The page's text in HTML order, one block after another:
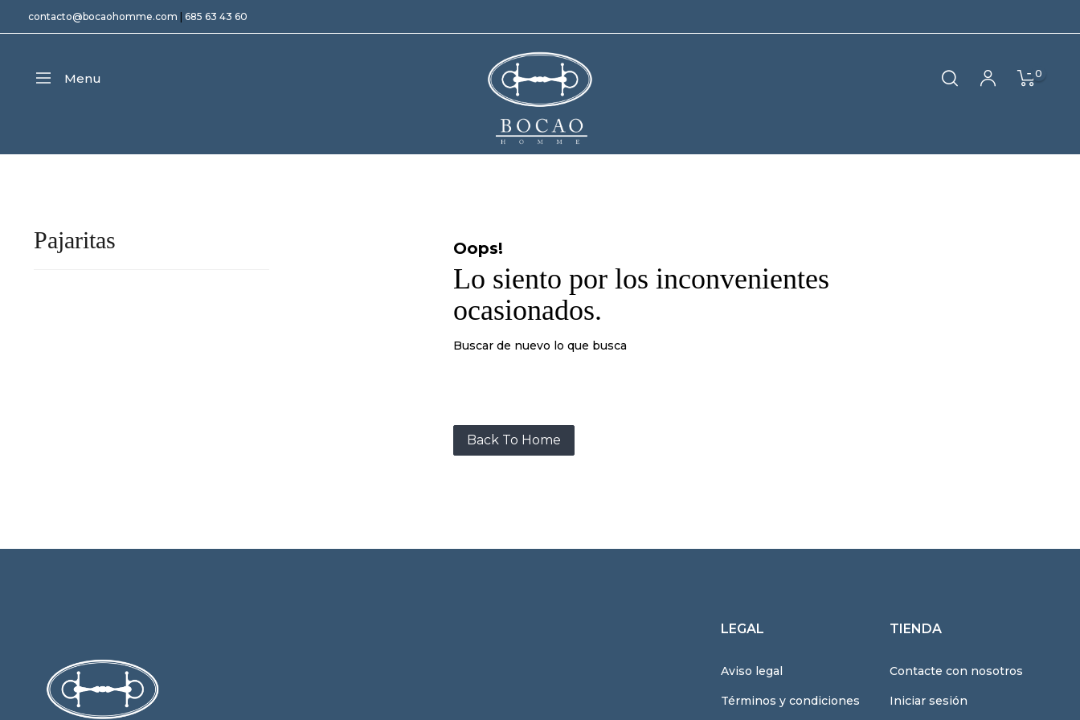
contacto@bocaohomme.com 685 63 43 60
Menu 0
Pajaritas Oops!
Lo siento por los inconvenientes
ocasionados.
Buscar de nuevo lo que busca
Back To Home
LEGAL
Aviso legal
Términos y condiciones
TIENDA
Contacte con nosotros
Iniciar sesión